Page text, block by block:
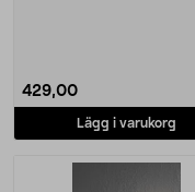
429,00
Lägg i varukorg